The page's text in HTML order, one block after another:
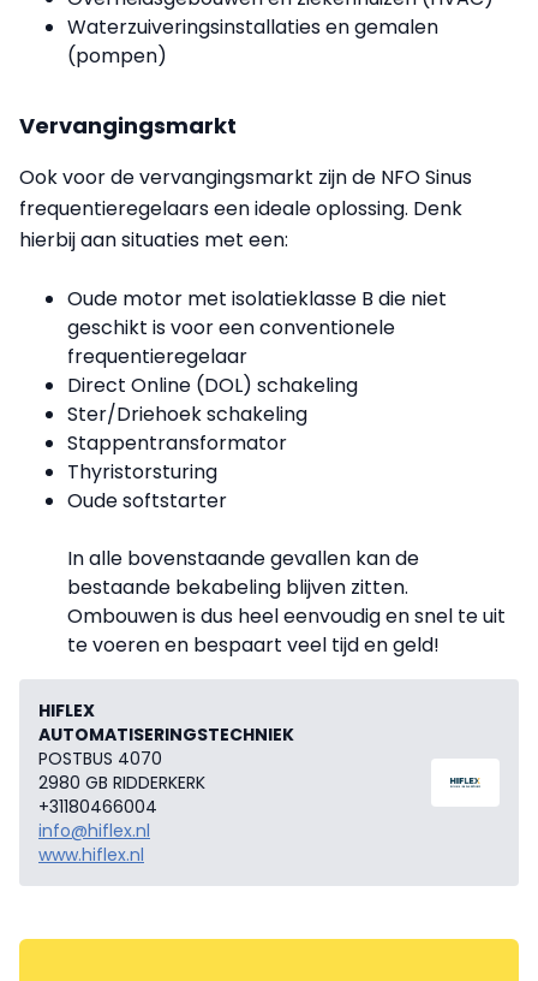
Waterzuiveringsinstallaties en gemalen
(pompen)
Vervangingsmarkt
Ook voor de vervangingsmarkt zijn de NFO Sinus
frequentieregelaars een ideale oplossing. Denk
hierbij aan situaties met een:
Oude motor met isolatieklasse B die niet
geschikt is voor een conventionele
frequentieregelaar
Direct Online (DOL) schakeling
Ster/Driehoek schakeling
Stappentransformator
Thyristorsturing
Oude softstarter
In alle bovenstaande gevallen kan de
bestaande bekabeling blijven zitten.
Ombouwen is dus heel eenvoudig en snel te uit
te voeren en bespaart veel tijd en geld!
HIFLEX
AUTOMATISERINGSTECHNIEK
POSTBUS 4070
2980 GB RIDDERKERK
+31180466004
info@hiflex.nl
www.hiflex.nl